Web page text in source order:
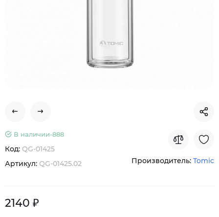
В наличии-888
Код: QG-01425
Артикул: QG-01425.02 Производитель: Tomic
2140 ₽